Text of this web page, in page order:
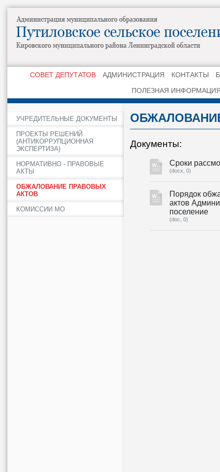
СОВЕТ ДЕПУТАТОВ АДМИНИСТРАЦИЯ КОНТАКТЫ
ПОЛЕЗНАЯ
УЧРЕДИТЕЛЬНЫЕ ДОКУМЕНТЫ
ПРОЕКТЫ РЕШЕНИЙ
(АНТИКОРРУПЦИОННАЯ
ЭКСПЕРТИЗА)
НОРМАТИВНО - ПРАВОВЫЕ
АКТЫ
ОБЖАЛОВАНИЕ ПРАВОВЫХ
АКТОВ
КОМИССИИ МО
Документы:
Сроки
(docx, 0)
Порядок
актов
поселение
(doc, 0)